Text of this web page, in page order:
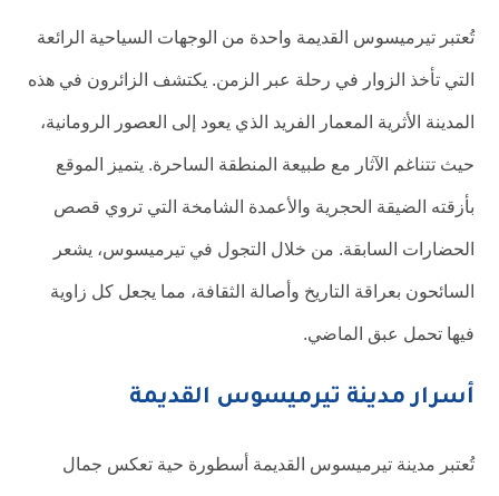
تُعتبر تيرميسوس القديمة واحدة من الوجهات السياحية الرائعة
التي تأخذ الزوار في رحلة عبر الزمن. يكتشف الزائرون في هذه
المدينة الأثرية المعمار الفريد الذي يعود إلى العصور الرومانية،
حيث تتناغم الآثار مع طبيعة المنطقة الساحرة. يتميز الموقع
بأزقته الضيقة الحجرية والأعمدة الشامخة التي تروي قصص
الحضارات السابقة. من خلال التجول في تيرميسوس، يشعر
السائحون بعراقة التاريخ وأصالة الثقافة، مما يجعل كل زاوية
فيها تحمل عبق الماضي.
أسرار مدينة تيرميسوس القديمة
تُعتبر مدينة تيرميسوس القديمة أسطورة حية تعكس جمال